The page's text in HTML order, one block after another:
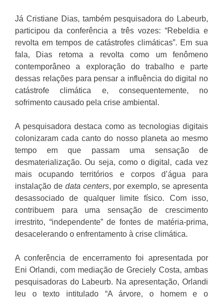
Já Cristiane Dias, também pesquisadora do Labeurb,
participou da conferência a três vozes: “Rebeldia e
revolta em tempos de catástrofes climáticas”. Em sua
fala, Dias retoma a revolta como um fenômeno
contemporâneo a exploração do trabalho e parte
dessas relações para pensar a influência do digital no
catástrofe climática e, consequentemente, no
sofrimento causado pela crise ambiental.
A pesquisadora destaca como as tecnologias digitais
colonizaram cada canto do nosso planeta ao mesmo
tempo em que passam uma sensação de
desmaterialização. Ou seja, como o digital, cada vez
mais ocupando territórios e corpos d’água para
instalação de data centers, por exemplo, se apresenta
desassociado de qualquer limite físico. Com isso,
contribuem para uma sensação de crescimento
irrestrito, “independente” de fontes de matéria-prima,
desacelerando o enfrentamento à crise climática.
A conferência de encerramento foi apresentada por
Eni Orlandi, com mediação de Greciely Costa, ambas
pesquisadoras do Labeurb. Na apresentação, Orlandi
leu o texto intitulado “A árvore, o homem e o